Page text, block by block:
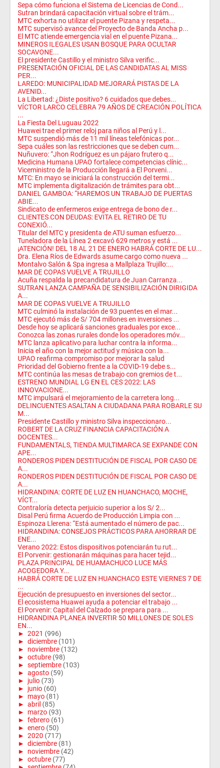
Sepa cómo funciona el Sistema de Licencias de Cond...
Sutran brindará capacitación virtual sobre el trám...
MTC exhorta no utilizar el puente Pizana y respeta...
MTC supervisó avance del Proyecto de Banda Ancha p...
El MTC atiende emergencia vial en el puente Pizana...
MINEROS ILEGALES USAN BOSQUE PARA OCULTAR
SOCAVONE...
El presidente Castillo y el ministro Silva verific...
PRESENTACIÓN OFICIAL DE LAS CANDIDATAS AL MISS
PER...
LAREDO: MUNICIPALIDAD MEJORARÁ PISTAS DE LA
AVENID...
La Libertad: ¿Diste positivo? 6 cuidados que debes...
VÍCTOR LARCO CELEBRA 79 AÑOS DE CREACIÓN POLÍTICA
...
La Fiesta Del Luguau 2022
Huawei trae el primer reloj para niños al Perú y l...
MTC suspendió más de 11 mil líneas telefónicas por...
Sepa cuáles son las restricciones que se deben cum...
Nuñuvero: “Jhon Rodríguez es un pájaro frutero q...
Medicina Humana UPAO fortalece competencias clínic...
Viceministro de la Producción llegará a El Porveni...
MTC: En mayo se iniciará la construcción del termi...
MTC implementa digitalización de trámites para obt...
DANIEL GAMBOA: “HAREMOS UN TRABAJO DE PUERTAS
ABIE...
Sindicato de enfermeros exige entrega de bono de r...
CLIENTES CON DEUDAS: EVITA EL RETIRO DE TU
CONEXIÓ...
Titular del MTC y presidenta de ATU suman esfuerzo...
Tuneladora de la Línea 2 excavó 629 metros y está ...
¡ATENCIÓN! DEL 18 AL 21 DE ENERO HABRÁ CORTE DE LU...
Dra. Elena Ríos de Edwards asume cargo como nueva ...
Montalvo Salón & Spa ingresa a Mallplaza Trujillo:...
MAR DE COPAS VUELVE A TRUJILLO
Acuña respalda la precandidatura de Juan Carranza...
SUTRAN LANZA CAMPAÑA DE SENSIBILIZACIÓN DIRIGIDA
A...
MAR DE COPAS VUELVE A TRUJILLO
MTC culminó la instalación de 93 puentes en el mar...
MTC ejecutó más de S/ 704 millones en inversiones ...
Desde hoy se aplicará sanciones graduales por exce...
Conozca las zonas rurales donde los operadores móv...
MTC lanza aplicativo para luchar contra la informa...
Inicia el año con la mejor actitud y música con la...
UPAO reafirma compromiso por mejorar la salud
Prioridad del Gobierno frente a la COVID-19 debe s...
MTC continúa las mesas de trabajo con gremios de t...
ESTRENO MUNDIAL LG EN EL CES 2022: LAS
INNOVACIONE...
MTC impulsará el mejoramiento de la carretera long...
DELINCUENTES ASALTAN A CIUDADANA PARA ROBARLE SU
M...
Presidente Castillo y ministro Silva inspeccionaro...
ROBERT DE LA CRUZ FINANCIA CAPACITACIÓN A
DOCENTES...
FUNDAMENTALS, TIENDA MULTIMARCA SE EXPANDE CON
APE...
RONDEROS PIDEN DESTITUCIÓN DE FISCAL POR CASO DE
A...
RONDEROS PIDEN DESTITUCIÓN DE FISCAL POR CASO DE
A...
HIDRANDINA: CORTE DE LUZ EN HUANCHACO, MOCHE,
VÍCT...
Contraloría detecta perjuicio superior a los S/ 2...
Disal Perú firma Acuerdo de Producción Limpia con ...
Espinoza Llerena: “Está aumentado el número de pac...
HIDRANDINA: CONSEJOS PRÁCTICOS PARA AHORRAR DE
ENE...
Verano 2022: Estos dispositivos potenciarán tu rut...
El Porvenir: gestionarán máquinas para hacer tejid...
PLAZA PRINCIPAL DE HUAMACHUCO LUCE MÁS
ACOGEDORA Y...
HABRÁ CORTE DE LUZ EN HUANCHACO ESTE VIERNES 7 DE
...
Ejecución de presupuesto en inversiones del sector...
El ecosistema Huawei ayuda a potenciar el trabajo ...
El Porvenir: Capital del Calzado se prepara para ...
HIDRANDINA PLANEA INVERTIR 50 MILLONES DE SOLES
EN...
► 2021 (996)
► diciembre (101)
► noviembre (132)
► octubre (98)
► septiembre (103)
► agosto (59)
► julio (73)
► junio (60)
► mayo (81)
► abril (85)
► marzo (93)
► febrero (61)
► enero (50)
► 2020 (717)
► diciembre (81)
► noviembre (42)
► octubre (77)